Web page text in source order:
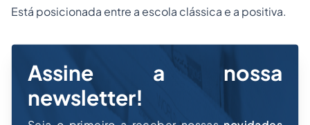
Está posicionada entre a escola clássica e a positiva.
Assine a nossa
newsletter!